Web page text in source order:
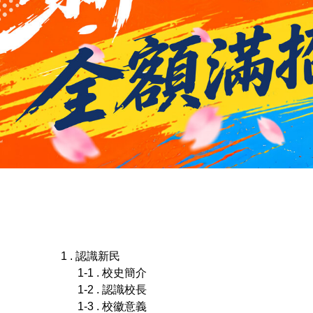
1 . 認識新民
1-1 . 校史簡介
1-2 . 認識校長
1-3 . 校徽意義